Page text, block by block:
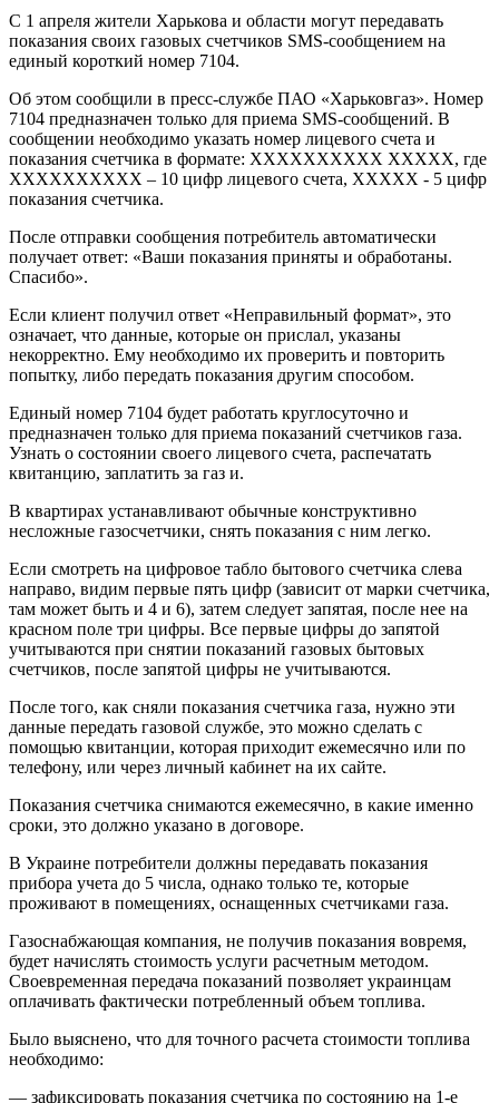
С 1 апреля жители Харькова и области могут передавать
показания своих газовых счетчиков SMS-сообщением на
единый короткий номер 7104.
Об этом сообщили в пресс-службе ПАО «Харьковгаз». Номер
7104 предназначен только для приема SMS-сообщений. В
сообщении необходимо указать номер лицевого счета и
показания счетчика в формате: ХХХХХХХХХХ ХХХХХ, где
ХХХХХХХХХХ – 10 цифр лицевого счета, ХХХХХ - 5 цифр
показания счетчика.
После отправки сообщения потребитель автоматически
получает ответ: «Ваши показания приняты и обработаны.
Спасибо».
Если клиент получил ответ «Неправильный формат», это
означает, что данные, которые он прислал, указаны
некорректно. Ему необходимо их проверить и повторить
попытку, либо передать показания другим способом.
Единый номер 7104 будет работать круглосуточно и
предназначен только для приема показаний счетчиков газа.
Узнать о состоянии своего лицевого счета, распечатать
квитанцию, заплатить за газ и.
В квартирах устанавливают обычные конструктивно
несложные газосчетчики, снять показания с ним легко.
Если смотреть на цифровое табло бытового счетчика слева
направо, видим первые пять цифр (зависит от марки счетчика,
там может быть и 4 и 6), затем следует запятая, после нее на
красном поле три цифры. Все первые цифры до запятой
учитываются при снятии показаний газовых бытовых
счетчиков, после запятой цифры не учитываются.
После того, как сняли показания счетчика газа, нужно эти
данные передать газовой службе, это можно сделать с
помощью квитанции, которая приходит ежемесячно или по
телефону, или через личный кабинет на их сайте.
Показания счетчика снимаются ежемесячно, в какие именно
сроки, это должно указано в договоре.
В Украине потребители должны передавать показания
прибора учета до 5 числа, однако только те, которые
проживают в помещениях, оснащенных счетчиками газа.
Газоснабжающая компания, не получив показания вовремя,
будет начислять стоимость услуги расчетным методом.
Своевременная передача показаний позволяет украинцам
оплачивать фактически потребленный объем топлива.
Было выяснено, что для точного расчета стоимости топлива
необходимо:
— зафиксировать показания счетчика по состоянию на 1-е